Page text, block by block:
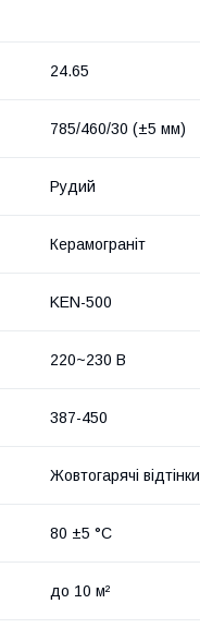
24.65
785/460/30 (±5 мм)
Рудий
Керамограніт
KEN-500
220~230 В
387-450
Жовтогарячі відтінки
80 ±5 °С
до 10 м²